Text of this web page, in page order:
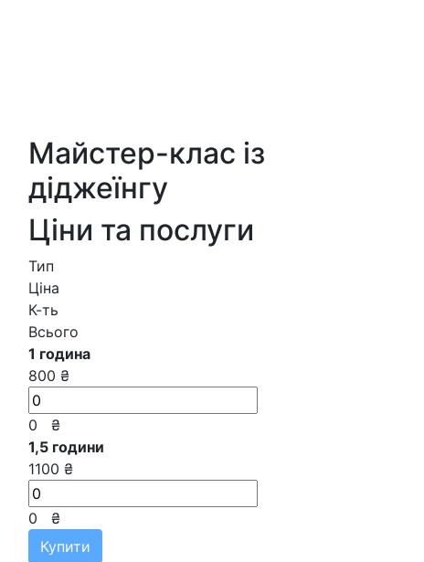
Майстер-клас із
діджеїнгу
Ціни та послуги
Тип
Ціна
К-ть
Всього
1 година
800 ₴
0
₴
1,5 години
1100 ₴
0
₴
Купити